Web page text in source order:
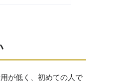
が低く、初めての人で